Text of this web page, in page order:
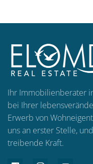
Ihr Immobilienberater
bei Ihrer
Erwerb von
uns an erster Stelle,
treibende Kraft.